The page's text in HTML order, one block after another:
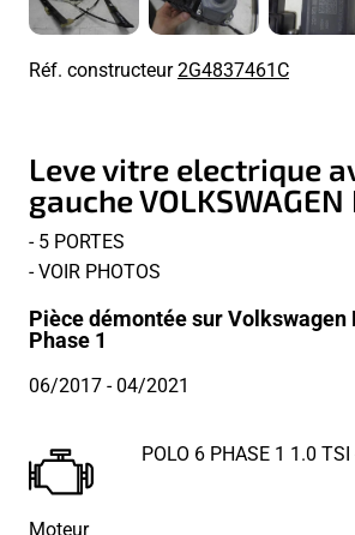
Réf. constructeur2G4837461C
Leve vitre electrique
gauche VOLKSWAGEN
- 5 PORTES
- VOIR PHOTOS
Pièce démontée sur Volkswagen
Phase 1
06/2017- 04/2021
Moteur
POLO 6 PHASE 1 1.0